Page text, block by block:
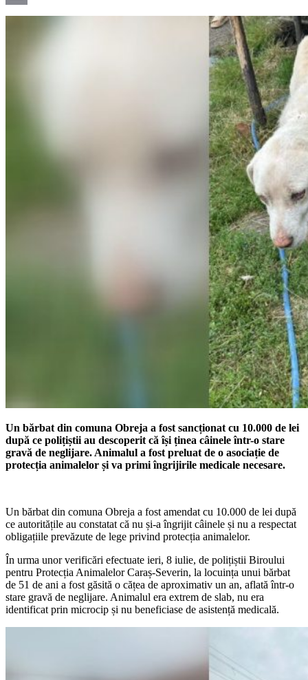
Email
Un bărbat din comuna Obreja a fost sancționat cu 10.000 de lei
după ce polițiștii au descoperit că își ținea câinele într-o stare
gravă de neglijare. Animalul a fost preluat de o asociație de
protecția animalelor și va primi îngrijirile medicale necesare.
Un bărbat din comuna Obreja a fost amendat cu 10.000 de lei după
ce autoritățile au constatat că nu și-a îngrijit câinele și nu a respectat
obligațiile prevăzute de lege privind protecția animalelor.
În urma unor verificări efectuate ieri, 8 iulie, de polițiștii Biroului
pentru Protecția Animalelor Caraș-Severin, la locuința unui bărbat
de 51 de ani a fost găsită o cățea de aproximativ un an, aflată într-o
stare gravă de neglijare. Animalul era extrem de slab, nu era
identificat prin microcip și nu beneficiase de asistență medicală.